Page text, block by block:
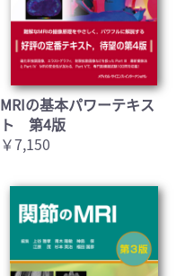
MRIの基本パワーテキス
ト 第4版
￥7,150